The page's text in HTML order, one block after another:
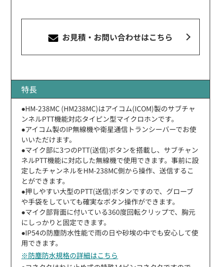
お見積・お問い合わせはこちら
特長
●HM-238MC (HM238MC)はアイコム(ICOM)製のサブチャ
ンネルPTT機能対応タイピン型マイクロホンです。
●アイコム製のIP無線機や衛星通信トランシーバーでお使
いいただけます。
●マイク部に3つのPTT(送信)ボタンを搭載し、サブチャン
ネルPTT機能に対応した無線機で使用できます。事前に設
定したチャンネルをHM-238MC側から操作、送信するこ
とができます。
●押しやすい大型のPTT(送信)ボタンですので、グローブ
や手袋をしていても確実なボタン操作ができます。
●マイク部背面に付いている360度回転クリップで、胸元
にしっかりと固定できます。
●IP54の防塵防水性能で雨の日や砂埃の中でも安心して使
用できます。
※防塵防水規格の詳細はこちら